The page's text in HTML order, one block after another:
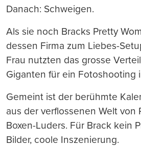
Danach: Schweigen.
Als sie noch Bracks Pretty
dessen Firma zum Liebes-
Frau nutzten das grosse
Giganten für ein Fotoshooting
Gemeint ist der berühmte
aus der verflossenen Welt von
Boxen-Luders. Für Brack kein
Bilder, coole Inszenierung.